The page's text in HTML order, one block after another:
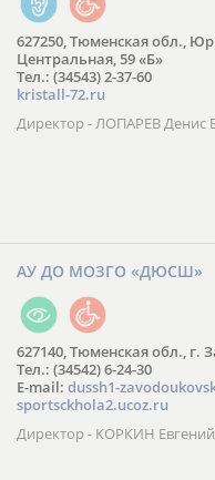
627250, Тюменская обл.,
Центральная, 59 «Б»
Тел.: (34543) 2-37-60
kristall-72.ru
Директор - ЛОПАРЕВ Денис
АУ ДО МОЗГО «ДЮСШ»
627140, Тюменская обл., г.
Тел.: (34542) 6-24-30
​E-mail: dussh1-
sportsckhola2.ucoz.ru
Директор - КОРКИН